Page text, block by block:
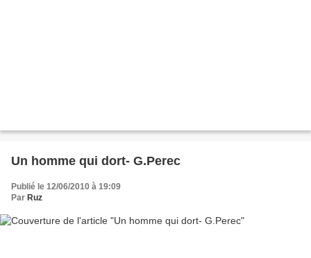
Un homme qui dort- G.Perec
Publié le 12/06/2010 à 19:09
Par Ruz